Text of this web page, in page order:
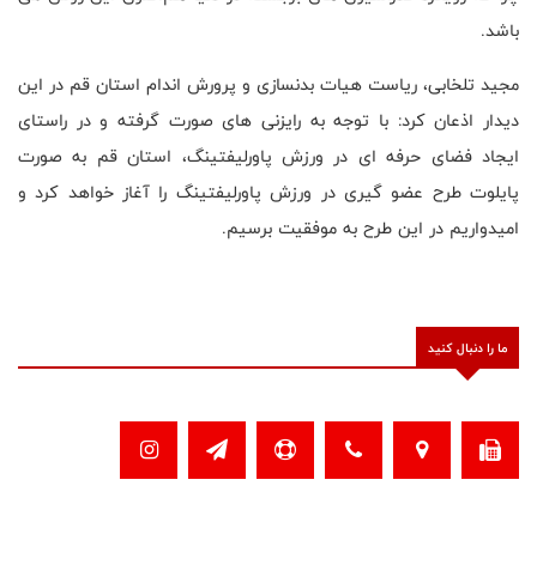
باشد.
مجید تلخابی، ریاست هیات بدنسازی و پرورش اندام استان قم در این
دیدار اذعان کرد: با توجه به رایزنی های صورت گرفته و در راستای
ایجاد فضای حرفه ای در ورزش پاورلیفتینگ، استان قم به صورت
پایلوت طرح عضو گیری در ورزش پاورلیفتینگ را آغاز خواهد کرد و
امیدواریم در این‌ طرح به موفقیت برسیم.
ما را دنبال کنید